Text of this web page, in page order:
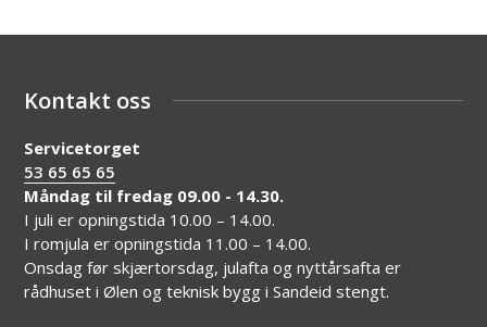
Kontakt oss
Servicetorget
53 65 65 65
Måndag til fredag 09.00 - 14.30.
I juli er opningstida 10.00 – 14.00.
I romjula er opningstida 11.00 – 14.00.
Onsdag før skjærtorsdag, julafta og nyttårsafta er
rådhuset i Ølen og teknisk bygg i Sandeid stengt.